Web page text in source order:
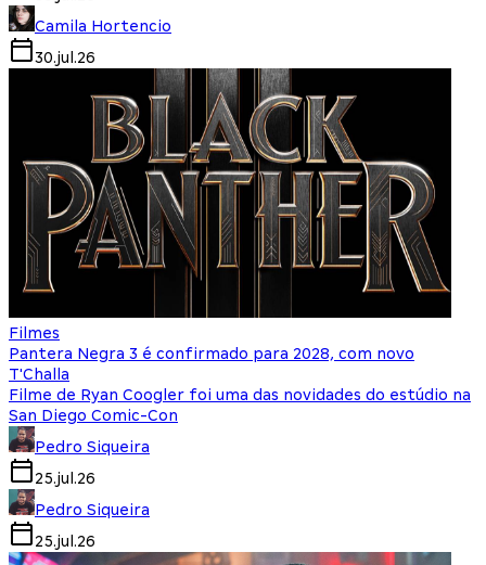
Camila Hortencio
30.jul.26
Filmes
Pantera Negra 3 é confirmado para 2028, com novo
T'Challa
Filme de Ryan Coogler foi uma das novidades do estúdio na
San Diego Comic-Con
Pedro Siqueira
25.jul.26
Pedro Siqueira
25.jul.26